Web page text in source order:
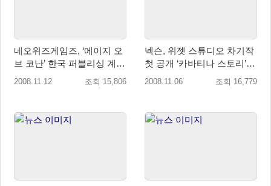
네오위즈게임즈, ‘에이지 오
브 코난’ 한국 퍼블리싱 계약
체결!
2008.11.12 조회 15,806
넥슨, 위젯 스튜디오 차기작
첫 공개 ‘카바티나 스토리’
티저 사이트 오픈
2008.11.06 조회 16,779